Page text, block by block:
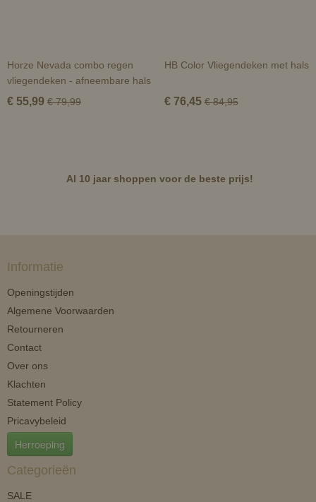
Horze Nevada combo regen
vliegendeken - afneembare hals
€ 55,99 € 79,99
HB Color Vliegendeken met hals
€ 76,45 € 84,95
Al 10 jaar shoppen voor de beste prijs!
Informatie
Openingstijden
Algemene Voorwaarden
Retourneren
Contact
Over ons
Klachten
Statement Policy
Pricavybeleid
Herroeping
Categorieën
SALE